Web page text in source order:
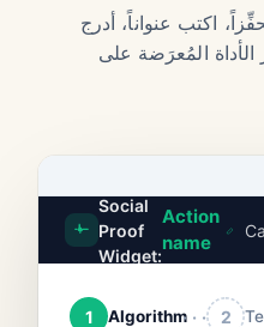
اكتب عنواناً، أدرج
المُعرَضة على